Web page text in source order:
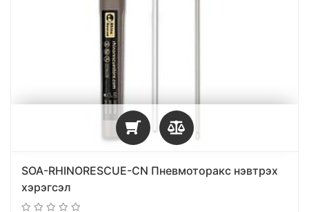
SOA-RHINORESCUE-CN Пневмоторакс нэвтрэх
хэрэгсэл